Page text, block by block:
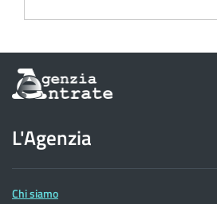
Informazioni
sul
dell'Agenzia
delle
Entrate
L'Agenzia
Chi siamo